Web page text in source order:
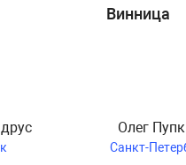
Винница
Олег
Санкт-